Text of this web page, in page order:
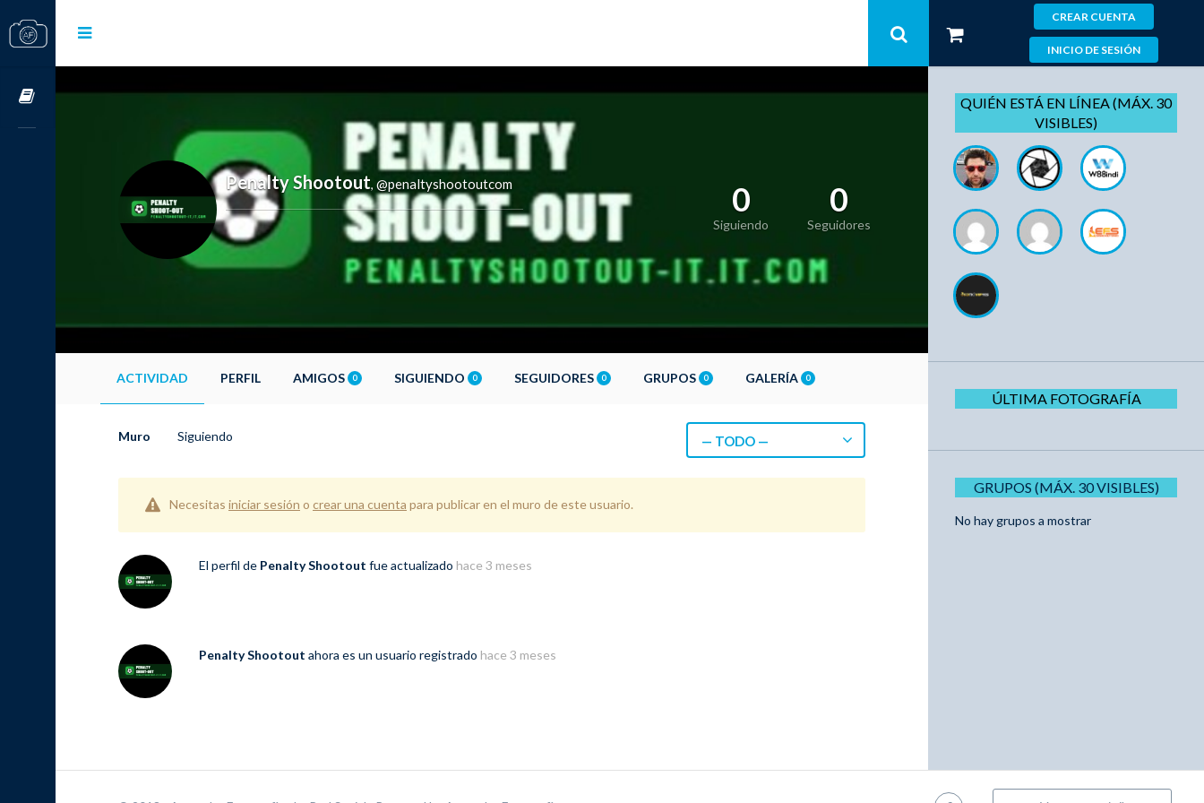
CREAR CUENTA
INICIO DE SESIÓN
Cursos OnLine
Penalty Shootout, @penaltyshootoutcom 0
Siguiendo
0
Seguidores
ACTIVIDAD PERFIL AMIGOS 0 SIGUIENDO 0 SEGUIDORES 0 GRUPOS 0 GALERÍA 0
Muro Siguiendo — TODO —
Necesitas iniciar sesión o crear una cuenta para publicar en el muro de este usuario.
El perfil de Penalty Shootout fue actualizado hace 3 meses
Penalty Shootout ahora es un usuario registrado hace 3 meses
QUIÉN ESTÁ EN LÍNEA (MÁX. 30
VISIBLES)
ÚLTIMA FOTOGRAFÍA
GRUPOS (MÁX. 30 VISIBLES)
No hay grupos a mostrar